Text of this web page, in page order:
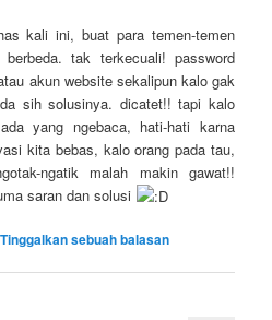
kali ini, buat para temen-temen
tak terkecuali! password
akun website sekalipun kalo gak
sih solusinya. dicatet!! tapi kalo
yang ngebaca, hati-hati karna
kita bebas, kalo orang pada tau,
ngatik malah makin gawat!!
saran dan solusi
Tinggalkan sebuah balasan